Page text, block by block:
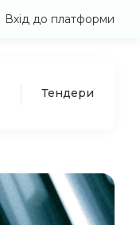
Вхід до платформи
Тендери